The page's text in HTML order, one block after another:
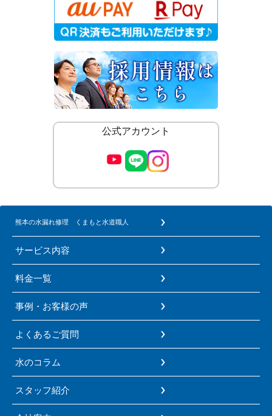
公式アカウント
熊本の水漏れ修理 くまもと水道職人
サービス内容
料金一覧
事例・お客様の声
よくあるご質問
水のコラム
スタッフ紹介